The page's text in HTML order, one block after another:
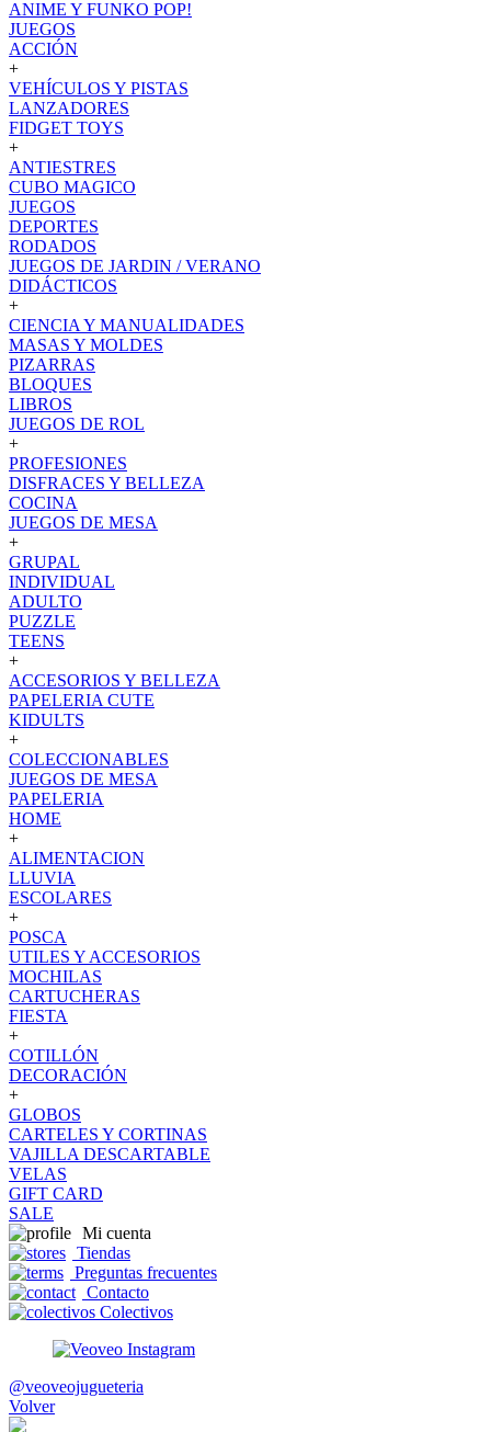
ANIME Y FUNKO POP!
JUEGOS
ACCIÓN
+
VEHÍCULOS Y PISTAS
LANZADORES
FIDGET TOYS
+
ANTIESTRES
CUBO MAGICO
JUEGOS
DEPORTES
RODADOS
JUEGOS DE JARDIN / VERANO
DIDÁCTICOS
+
CIENCIA Y MANUALIDADES
MASAS Y MOLDES
PIZARRAS
BLOQUES
LIBROS
JUEGOS DE ROL
+
PROFESIONES
DISFRACES Y BELLEZA
COCINA
JUEGOS DE MESA
+
GRUPAL
INDIVIDUAL
ADULTO
PUZZLE
TEENS
+
ACCESORIOS Y BELLEZA
PAPELERIA CUTE
KIDULTS
+
COLECCIONABLES
JUEGOS DE MESA
PAPELERIA
HOME
+
ALIMENTACION
LLUVIA
ESCOLARES
+
POSCA
UTILES Y ACCESORIOS
MOCHILAS
CARTUCHERAS
FIESTA
+
COTILLÓN
DECORACIÓN
+
GLOBOS
CARTELES Y CORTINAS
VAJILLA DESCARTABLE
VELAS
GIFT CARD
SALE
Mi cuenta
Tiendas
Preguntas frecuentes
Contacto
Colectivos
@veoveojugueteria
Volver